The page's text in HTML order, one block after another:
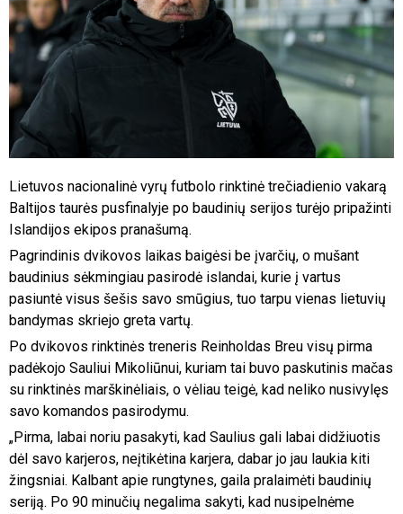
Lietuvos nacionalinė vyrų futbolo rinktinė trečiadienio vakarą
Baltijos taurės pusfinalyje po baudinių serijos turėjo pripažinti
Islandijos ekipos pranašumą.
Pagrindinis dvikovos laikas baigėsi be įvarčių, o mušant
baudinius sėkmingiau pasirodė islandai, kurie į vartus
pasiuntė visus šešis savo smūgius, tuo tarpu vienas lietuvių
bandymas skriejo greta vartų.
Po dvikovos rinktinės treneris Reinholdas Breu visų pirma
padėkojo Sauliui Mikoliūnui, kuriam tai buvo paskutinis mačas
su rinktinės marškinėliais, o vėliau teigė, kad neliko nusivylęs
savo komandos pasirodymu.
„Pirma, labai noriu pasakyti, kad Saulius gali labai didžiuotis
dėl savo karjeros, neįtikėtina karjera, dabar jo jau laukia kiti
žingsniai. Kalbant apie rungtynes, gaila pralaimėti baudinių
seriją. Po 90 minučių negalima sakyti, kad nusipelnėme